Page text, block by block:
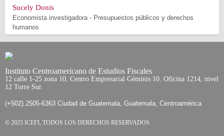
Sucely Donis
Economista investigadora - Presupuestos públicos y derechos
humanos
Instituto Centroamericano de Estudios Fiscales
12 calle 1-25 zona 10, Centro Empresarial Géminis 10. Oficina 1214, nivel
12 Torre Sur.
(+502) 2505-6363 Ciudad de Guatemala, Guatemala, Centroamérica
© 2025 ICEFI, TODOS LOS DERECHOS RESERVADOS